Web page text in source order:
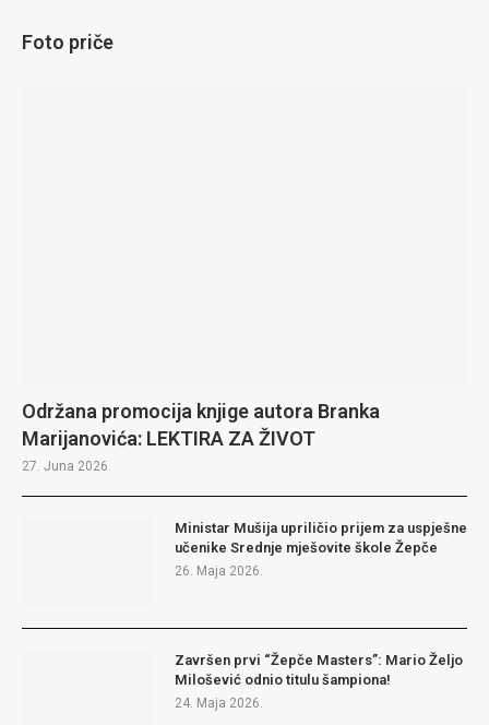
Foto priče
Održana promocija knjige autora Branka
Marijanovića: LEKTIRA ZA ŽIVOT
27. Juna 2026.
Ministar Mušija upriličio prijem za uspješne
učenike Srednje mješovite škole Žepče
26. Maja 2026.
Završen prvi “Žepče Masters”: Mario Željo
Milošević odnio titulu šampiona!
24. Maja 2026.